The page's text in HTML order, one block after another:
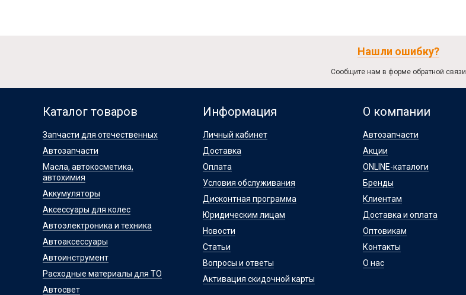
Нашли ошибку?
Сообщите нам в форме обратной связи
Каталог товаров
Запчасти для отечественных
Автозапчасти
Масла, автокосметика,
автохимия
Аккумуляторы
Аксессуары для колес
Автоэлектроника и техника
Автоаксессуары
Автоинструмент
Расходные материалы для ТО
Автосвет
Информация
Личный кабинет
Доставка
Оплата
Условия обслуживания
Дисконтная программа
Юридическим лицам
Новости
Статьи
Вопросы и ответы
Активация скидочной карты
О компании
Автозапчасти
Акции
ONLINE-каталоги
Бренды
Клиентам
Доставка и оплата
Оптовикам
Контакты
О нас